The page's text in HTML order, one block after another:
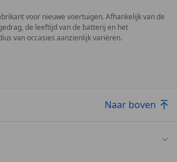
voor nieuwe voertuigen. Afhankelijk van de
de leeftijd van de batterij en het
van occasies aanzienlijk variëren.
Naar boven